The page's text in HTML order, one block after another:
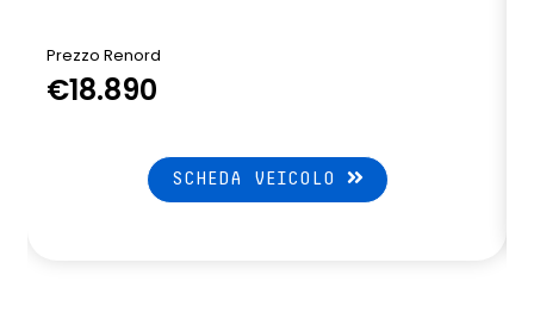
Prezzo Renord
€18.890
SCHEDA VEICOLO